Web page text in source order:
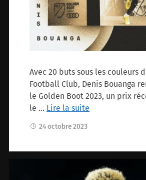
Avec 20 buts sous les couleurs
Football Club, Denis Bouanga
le Golden Boot 2023, un prix
le … Lire la suite
24 octobre 2023